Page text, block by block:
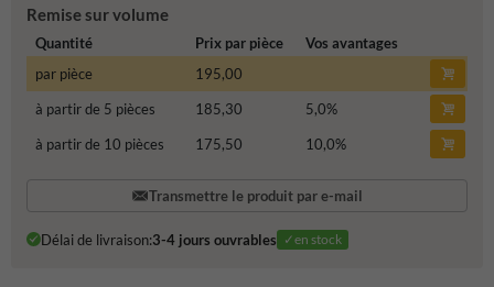
Remise sur volume
Quantité Prix par pièce
Vos avantages
par pièce
195,00
à partir de 5 pièces
185,30 5,0%
à partir de 10 pièces
175,50 10,0%
Transmettre le produit par e-mail
Délai de livraison:3-4 jours ouvrables ✓en stock